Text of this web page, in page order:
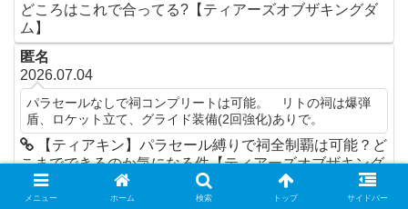
どころはこれで合ってる?【ティアーズオブザキングダ
ム】
匿名
2026.07.04
パラセールなしで祠コンプリートは可能。 リトの祠は爆弾
盾、ロケット立て、グライド装備(2回強化)ありで。
【ティアキン】パラセール縛りで祠全制覇は可能？ど
こまでできるのか気になる件【ティアーズオブザキング
ダム】
メニュー ホーム 検索 トップ サイドバー